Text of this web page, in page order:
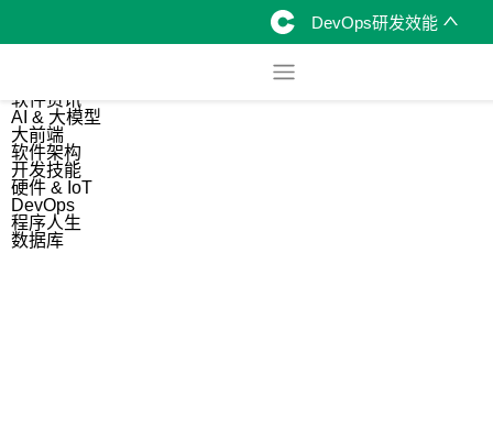
DevOps研发效能
软件资讯
AI & 大模型
大前端
软件架构
开发技能
硬件 & IoT
DevOps
程序人生
数据库